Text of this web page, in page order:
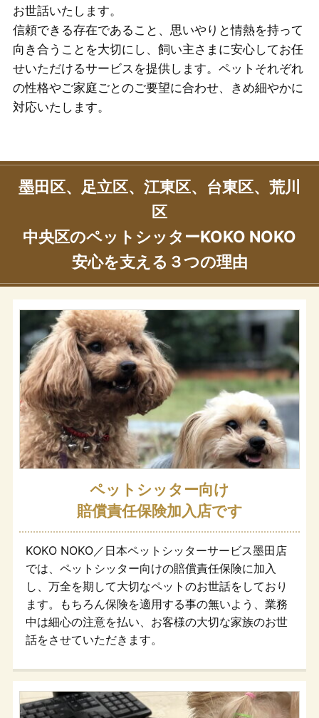
お世話いたします。
信頼できる存在であること、思いやりと情熱を持って
向き合うことを大切にし、飼い主さまに安心してお任
せいただけるサービスを提供します。ペットそれぞれ
の性格やご家庭ごとのご要望に合わせ、きめ細やかに
対応いたします。
墨田区、足立区、江東区、台東区、荒川
区
中央区のペットシッターKOKO NOKO
安心を支える３つの理由
ペットシッター向け
賠償責任保険加入店です
KOKO NOKO／日本ペットシッターサービス墨田店
では、ペットシッター向けの賠償責任保険に加入
し、万全を期して大切なペットのお世話をしており
ます。もちろん保険を適用する事の無いよう、業務
中は細心の注意を払い、お客様の大切な家族のお世
話をさせていただきます。